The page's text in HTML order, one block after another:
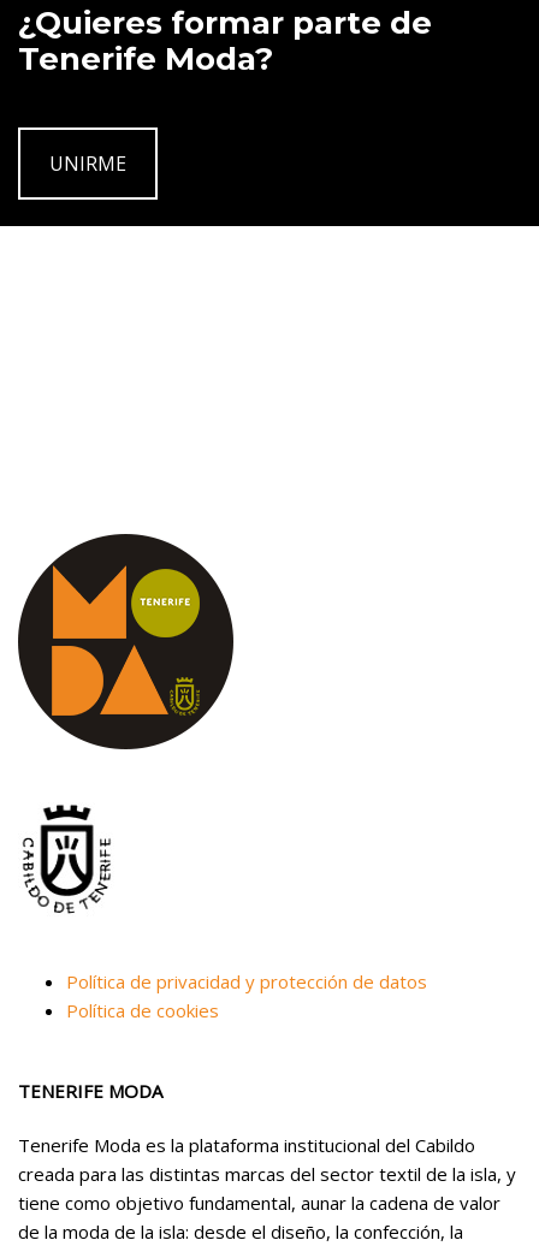
¿Quieres formar parte de
Tenerife Moda?
UNIRME
Política de privacidad y protección de datos
Política de cookies
TENERIFE MODA
Tenerife Moda es la plataforma institucional del Cabildo
creada para las distintas marcas del sector textil de la isla, y
tiene como objetivo fundamental, aunar la cadena de valor
de la moda de la isla: desde el diseño, la confección, la